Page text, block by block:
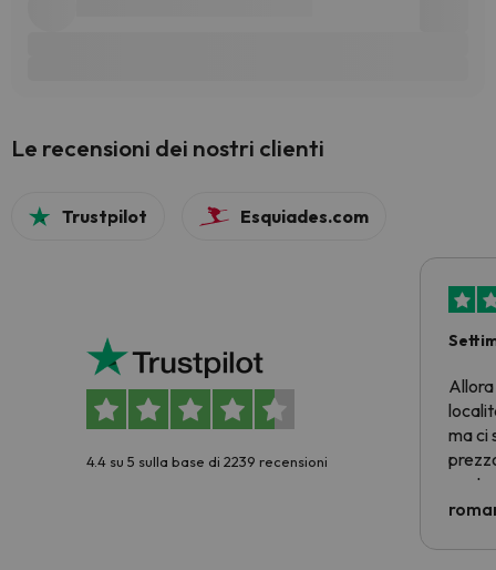
Le recensioni dei nostri clienti
Trustpilot Esquiades.com
4.4 su 5 sulla base di 2239 recensioni
Allora
ma ci